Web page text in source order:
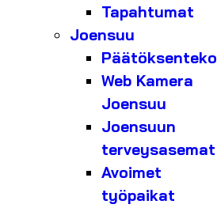
Tapahtumat
Joensuu
Päätöksenteko
Web Kamera
Joensuu
Joensuun
terveysasemat
Avoimet
työpaikat